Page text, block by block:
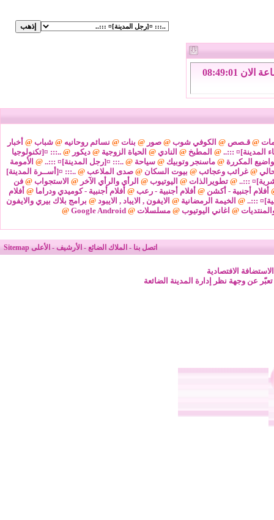
الجمعة 7 من اغسطس 2026 , الساعة الان 08:49:01
@قـصص @ الكوفي شوب @صور @ بنات @ نسائم روحانيه @شباب @ أخبار
المدينة]¤ :::.. @ المطبخ @ النادي @ الحياة الزوجية @ديكور @..::: ¤[تكنولوجيا
المكررة @ ماسنجر وتوبيك @ سياحة @ ..::: ¤[رجل المدينة]¤ :::.. @ الأمومة
@ غرائب وعجائب @ بيوت السكان @ صدى الملاعب @ ..::: ¤[أســرة المدينة]
:::..
@ تطويرالذات @ اليوتيوب @ الرأي والرأي الآخر @ الاستجواب @ فن
أفلام أجنبية - أكشن @ أفلام أجنبية - رعب @ أفلام أجنبية - كوميدي ودراما @ أفلام
:::..
@ الخيمة الرمضانية @ الايفون , الايباد , الايبود @ برامج بلاك بيري والايفون
@ اغاني اليوتيوب @مسلسلات @
Google Android
@
اتصل بنا - الملاك الضائع - الأرشيف - الأعلى Sitemap
الافتصادية
عن وجهة نظر إدارة المدينة الضائعة